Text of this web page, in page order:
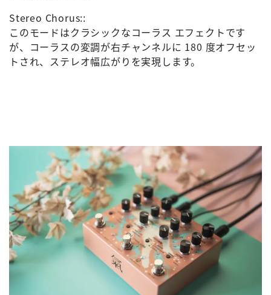
Stereo Chorus::
このモードはクラシックなコーラス エフェクトです
が、コーラスの変調が右チャンネルに 180 度オフセッ
トされ、ステレオ幅広がりを実現します。